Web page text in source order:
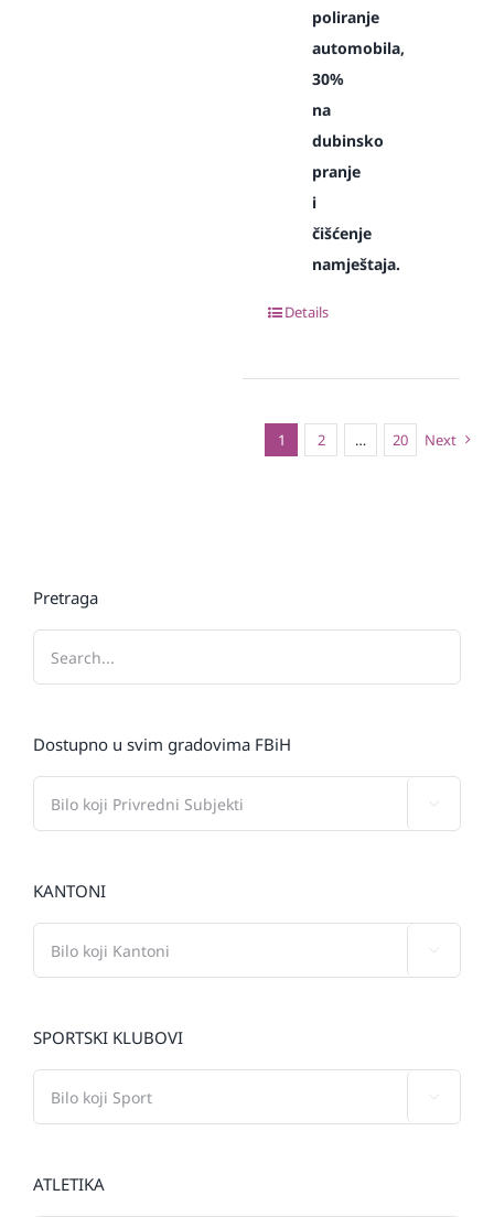
poliranje
automobila,
30%
na
dubinsko
pranje
i
čišćenje
namještaja.
Details
1 2 … 20 Next
Pretraga
Dostupno u svim gradovima FBiH
KANTONI
SPORTSKI KLUBOVI
ATLETIKA